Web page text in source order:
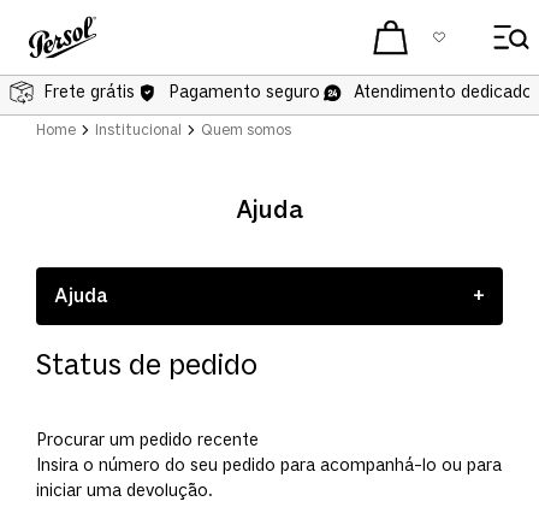
Frete grátis Pagamento seguro Atendimento dedicado
Home Institucional Quem somos
Ajuda
Ajuda +
Quem somos
Política de devolução
Termos de uso
Status de pedido
Procurar um pedido recente
Insira o número do seu pedido para acompanhá-lo ou para
iniciar uma devolução.